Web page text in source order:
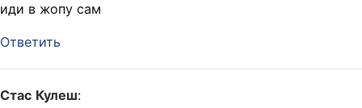
иди в жопу сам
Ответить
Стас Кулеш: